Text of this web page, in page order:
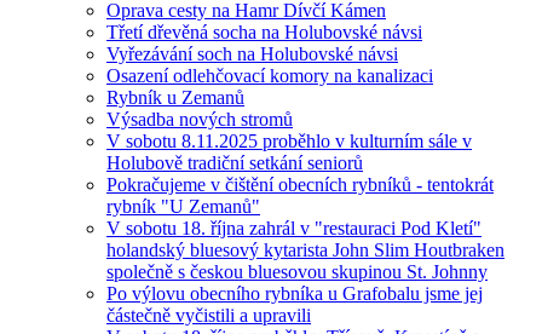
Oprava cesty na Hamr Dívčí Kámen
Třetí dřevěná socha na Holubovské návsi
Vyřezávání soch na Holubovské návsi
Osazení odlehčovací komory na kanalizaci
Rybník u Zemanů
Výsadba nových stromů
V sobotu 8.11.2025 proběhlo v kulturním sále v
Holubově tradiční setkání seniorů
Pokračujeme v čištění obecních rybníků - tentokrát
rybník "U Zemanů"
V sobotu 18. října zahrál v "restauraci Pod Kletí"
holandský bluesový kytarista John Slim Houtbraken
společně s českou bluesovou skupinou St. Johnny
Po výlovu obecního rybníka u Grafobalu jsme jej
částečně vyčistili a upravili